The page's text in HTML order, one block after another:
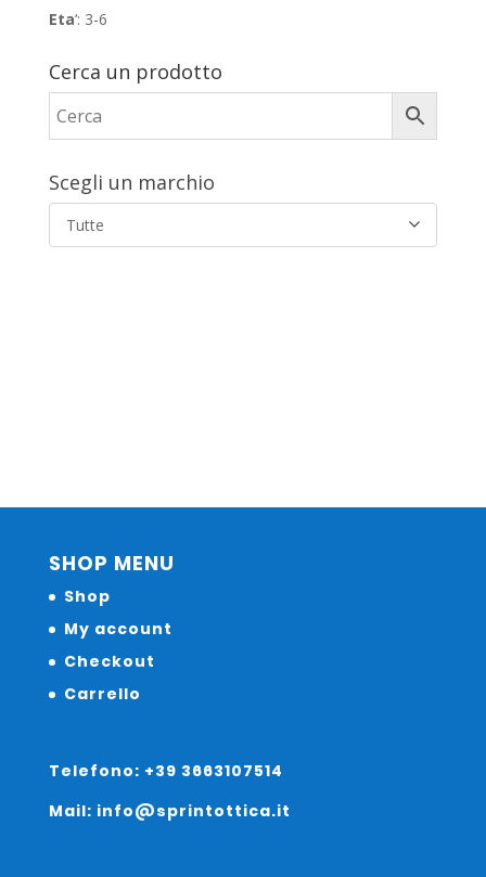
Eta‘: 3-6
Cerca un prodotto
Scegli un marchio
Tutte
SHOP MENU
Shop
My account
Checkout
Carrello
Telefono: +39 3663107514
Mail: info@sprintottica.it